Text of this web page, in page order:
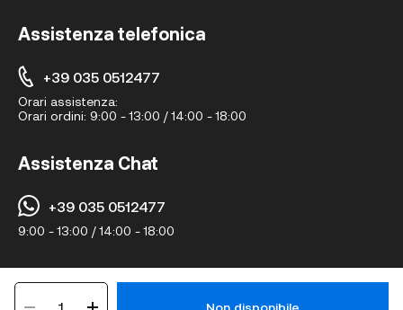
Non disponibile
Assistenza telefonica
+39 035 0512477
Orari assistenza:
Orari ordini: 9:00 - 13:00 / 14:00 - 18:00
Assistenza Chat
+39 035 0512477
9:00 - 13:00 / 14:00 - 18:00
24020 Ranica BG, 20122, Milano (Italy) • P.IVA IT04379890165